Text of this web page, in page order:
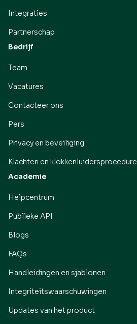
Integraties
Partnerschap
Bedrijf
Team
Vacatures
Contacteer ons
Pers
Privacy en beveiliging
Klachten en klokkenluidersprocedure
Academie
Helpcentrum
Publieke API
Blogs
FAQs
Handleidingen en sjablonen
Integriteitswaarschuwingen
Updates van het product